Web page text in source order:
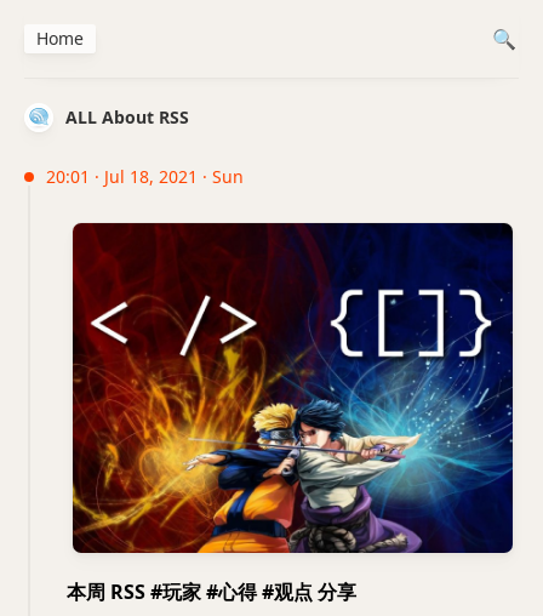
ALL About RSS
20:01 · Jul 18, 2021 · Sun
本周 RSS #玩家 #心得 #观点 分享
Home